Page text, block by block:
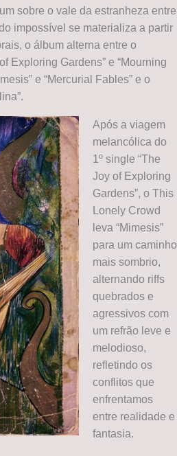
sobre o vale da estranheza entre
impossível se materializa a partir
o álbum alterna entre o
Exploring Gardens” e “Mourning
e “Mercurial Fables” e o
Após a viagem
melancólica do
1º single “The
Joy of Exploring
Gardens”, o This
Lonely Crowd
leva “Mimesis”
para um caminho
mais sombrio,
alternando riffs
quebrados e
agressivos com
um refrão leve e
melodioso,
refletindo os
conflitos que
enfrentamos
entre realidade e
fantasia.